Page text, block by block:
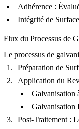
Adhérence :
Intégrité de Surface
Flux du Processus de
Le processus de
Préparation de
Application du
Galvanisation
Galvanisation
Post-Traitement :